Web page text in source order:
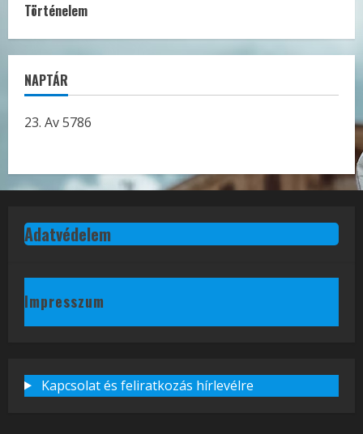
Történelem
NAPTÁR
23. Av 5786
Adatvédelem
Impresszum
Kapcsolat és feliratkozás hírlevélre